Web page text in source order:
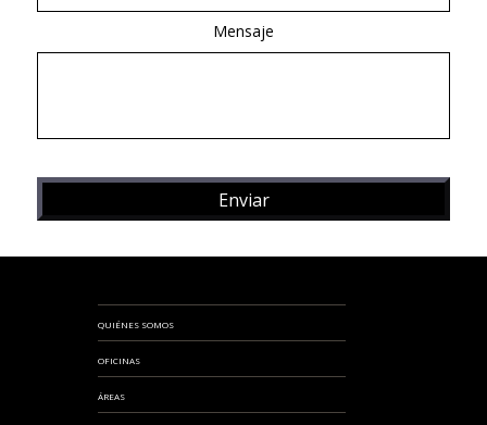
Mensaje
QUIÉNES SOMOS
OFICINAS
ÁREAS